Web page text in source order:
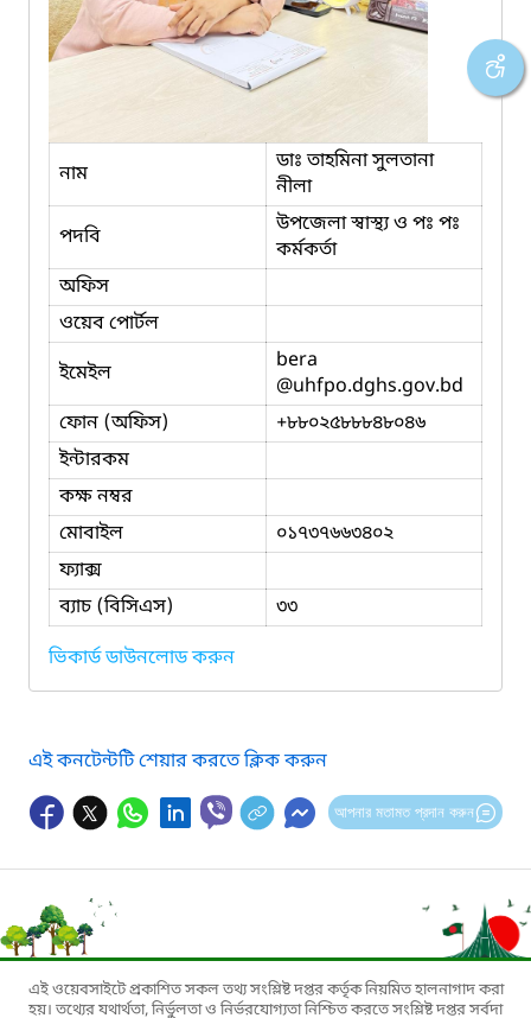
নাম
ডাঃ তাহমিনা সুলতানা
নীলা
পদবি
উপজেলা স্বাস্থ্য ও পঃ পঃ
কর্মকর্তা
অফিস
ওয়েব পোর্টল
ইমেইল
bera
@uhfpo.dghs.gov.bd
ফোন (অফিস)
+৮৮০২৫৮৮৮৪৮০৪৬
ইন্টারকম
কক্ষ নম্বর
মোবাইল
০১৭৩৭৬৬৩৪০২
ফ্যাক্স
ব্যাচ (বিসিএস)
৩৩
ভিকার্ড ডাউনলোড করুন
এই কনটেন্টটি শেয়ার করতে ক্লিক করুন
আপনার মতামত প্রদান করুন
এই ওয়েবসাইটে প্রকাশিত সকল তথ্য সংশ্লিষ্ট দপ্তর কর্তৃক নিয়মিত হালনাগাদ করা
হয়। তথ্যের যথার্থতা, নির্ভুলতা ও নির্ভরযোগ্যতা নিশ্চিত করতে সংশ্লিষ্ট দপ্তর সর্বদা